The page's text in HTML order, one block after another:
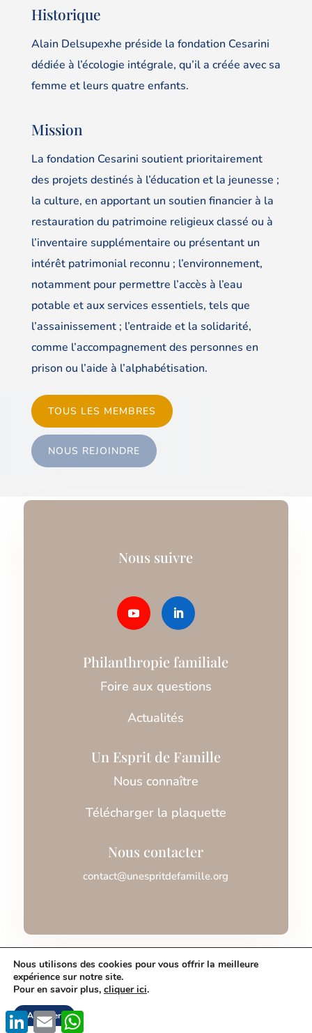
Historique
Alain Delsupexhe préside la fondation Cesarini
dédiée à l’écologie intégrale, qu’il a créée avec sa
femme et leurs quatre enfants.
Mission
La fondation Cesarini soutient prioritairement
des projets destinés à l’éducation et la jeunesse ;
la culture, en apportant un soutien financier à la
restauration du patrimoine religieux classé ou à
l’inventaire supplémentaire ou présentant un
intérêt patrimonial reconnu ; l’environnement,
notamment pour permettre l’accès à l’eau
potable et aux services essentiels, tels que
l’assainissement ; l’entraide et la solidarité,
comme l’accompagnement des personnes en
prison ou l’aide à l’alphabétisation.
TOUS LES MEMBRES
NOUS REJOINDRE
Nous suivre
Philanthropie familiale
Foire aux questions
Actualités
Un Esprit de Famille
Nous connaître
Télécharger la plaquette
Nous contacter
contact@unespritdefamille.org
Mentions légales
LinkedInEmail
Nous utilisons des cookies pour vous offrir la meilleure
expérience sur notre site.
Pour en savoir plus, cliquer ici.
Accepter